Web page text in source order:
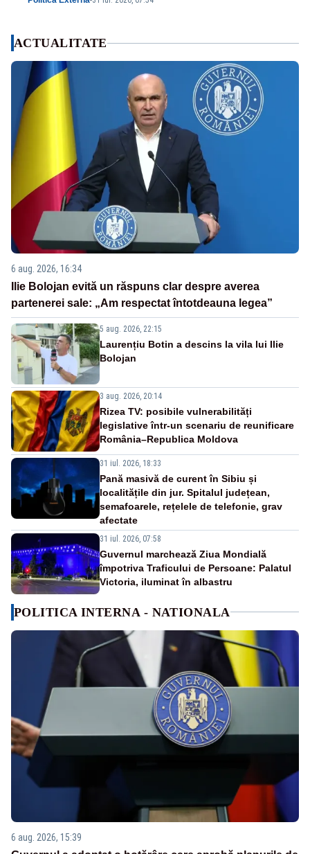
ACTUALITATE
6 aug. 2026, 16:34
Ilie Bolojan evită un răspuns clar despre averea
partenerei sale: „Am respectat întotdeauna legea”
5 aug. 2026, 22:15
Laurențiu Botin a descins la vila lui Ilie
Bolojan
3 aug. 2026, 20:14
Rizea TV: posibile vulnerabilități
legislative într-un scenariu de reunificare
România–Republica Moldova
31 iul. 2026, 18:33
Pană masivă de curent în Sibiu și
localitățile din jur. Spitalul județean,
semafoarele, rețelele de telefonie, grav
afectate
31 iul. 2026, 07:58
Guvernul marchează Ziua Mondială
împotriva Traficului de Persoane: Palatul
Victoria, iluminat în albastru
POLITICA INTERNA - NATIONALA
6 aug. 2026, 15:39